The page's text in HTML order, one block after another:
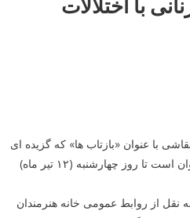
با اختلالات
با عنوان «بازتاب ها» که گزیده ای
از آثار زنان با اختلالات اعصاب و روان است تا روز چهارشنبه (۱۲ تیر ماه)
نقل از روابط عمومی خانه هنرمندان